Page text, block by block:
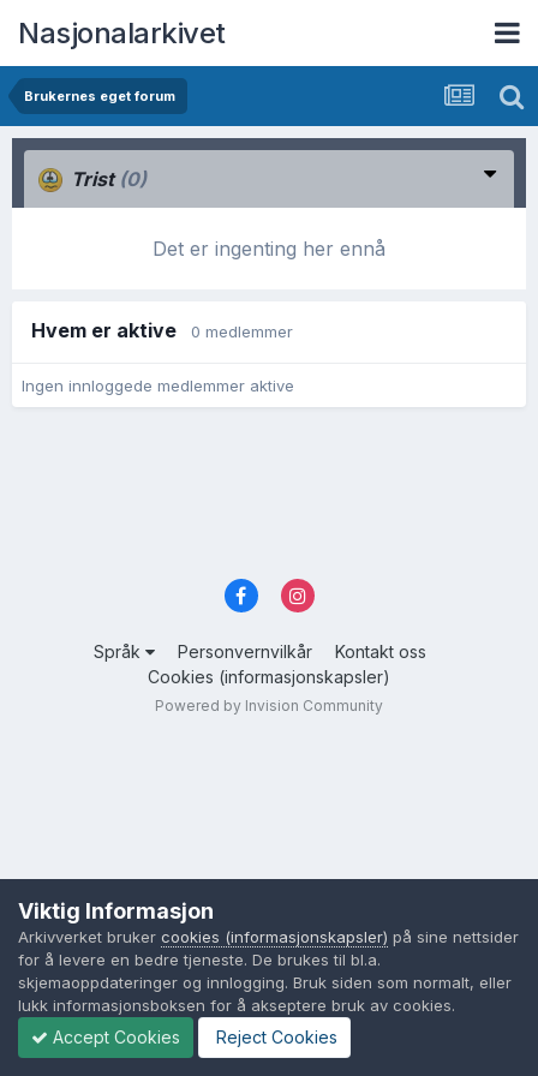
Nasjonalarkivet
Brukernes eget forum
Trist (0)
Det er ingenting her ennå
Hvem er aktive 0 medlemmer
Ingen innloggede medlemmer aktive
Språk Personvernvilkår
Kontakt oss
Cookies (informasjonskapsler)
Powered by Invision Community
Viktig Informasjon
Arkivverket bruker cookies (informasjonskapsler) på sine nettsider
for å levere en bedre tjeneste. De brukes til bl.a.
skjemaoppdateringer og innlogging. Bruk siden som normalt, eller
lukk informasjonsboksen for å akseptere bruk av cookies.
Accept Cookies Reject Cookies